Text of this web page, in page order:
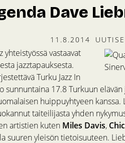
Dave
11.8.2014
yhteistyössä vastaavat
jazztapauksesta.
Turku Jazz In
sunnuntaina 17.8 Turkuun
huippuyhtyeen
taiteilijasta yhden
artistien kuten Miles Davis,
suuren yleisön tietoisuuteen.